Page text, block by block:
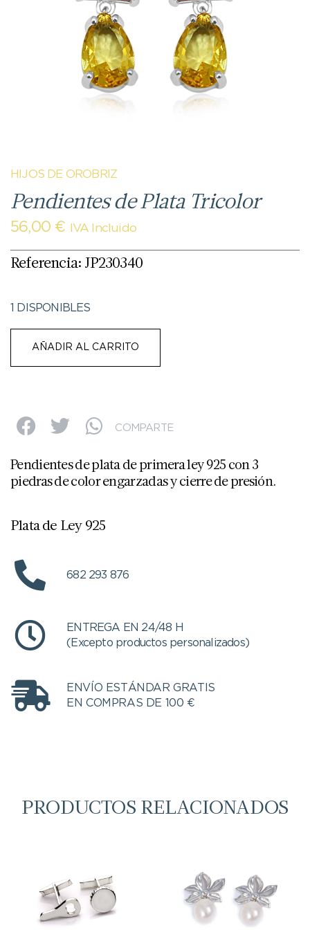
HIJOS DE OROBRIZ
Pendientes de Plata Tricolor
56,00 € IVA Incluido
Referencia: JP230340
1 DISPONIBLES
AÑADIR AL CARRITO
COMPARTE
Pendientes de plata de primera ley 925 con 3
piedras de color engarzadas y cierre de presión.
Plata de Ley 925
682 293 876
ENTREGA EN 24/48 H
(Excepto productos personalizados)
ENVÍO ESTÁNDAR GRATIS
EN COMPRAS DE 100 €
PRODUCTOS RELACIONADOS